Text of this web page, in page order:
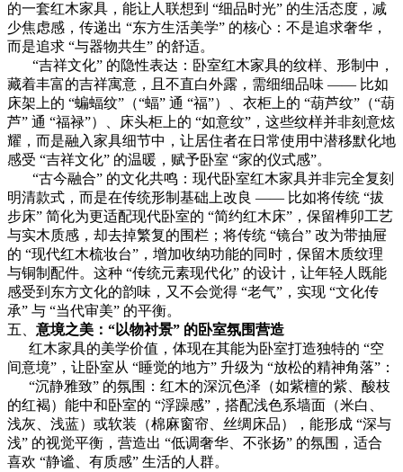
的一套红木家具，能让人联想到 “细品时光” 的生活态度，减
少焦虑感，传递出 “东方生活美学” 的核心：不是追求奢华，
而是追求 “与器物共生” 的舒适。
“吉祥文化” 的隐性表达：卧室红木家具的纹样、形制中，
藏着丰富的吉祥寓意，且不直白外露，需细细品味 —— 比如
床架上的 “蝙蝠纹”（“蝠” 通 “福”）、衣柜上的 “葫芦纹”（“葫
芦” 通 “福禄”）、床头柜上的 “如意纹”，这些纹样并非刻意炫
耀，而是融入家具细节中，让居住者在日常使用中潜移默化地
感受 “吉祥文化” 的温暖，赋予卧室 “家的仪式感”。
“古今融合” 的文化共鸣：现代卧室红木家具并非完全复刻
明清款式，而是在传统形制基础上改良 —— 比如将传统 “拔
步床” 简化为更适配现代卧室的 “简约红木床”，保留榫卯工艺
与实木质感，却去掉繁复的围栏；将传统 “镜台” 改为带抽屉
的 “现代红木梳妆台”，增加收纳功能的同时，保留木质纹理
与铜制配件。这种 “传统元素现代化” 的设计，让年轻人既能
感受到东方文化的韵味，又不会觉得 “老气”，实现 “文化传
承” 与 “当代审美” 的平衡。
五、 意境之美： “以物衬景” 的卧室氛围营造
红木家具的美学价值，体现在其能为卧室打造独特的 “空
间意境”，让卧室从 “睡觉的地方” 升级为 “放松的精神角落”：
“沉静雅致” 的氛围：红木的深沉色泽（如紫檀的紫、酸枝
的红褐）能中和卧室的 “浮躁感”，搭配浅色系墙面（米白、
浅灰、浅蓝）或软装（棉麻窗帘、丝绸床品），能形成 “深与
浅” 的视觉平衡，营造出 “低调奢华、不张扬” 的氛围，适合
喜欢 “静谧、有质感” 生活的人群。